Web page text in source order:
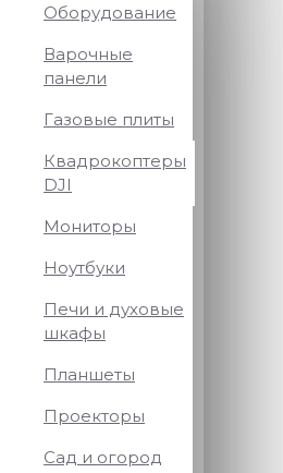
Оборудование
Варочные
панели
Газовые плиты
Квадрокоптеры
DJI
Мониторы
Ноутбуки
Печи и духовые
шкафы
Планшеты
Проекторы
Сад и огород